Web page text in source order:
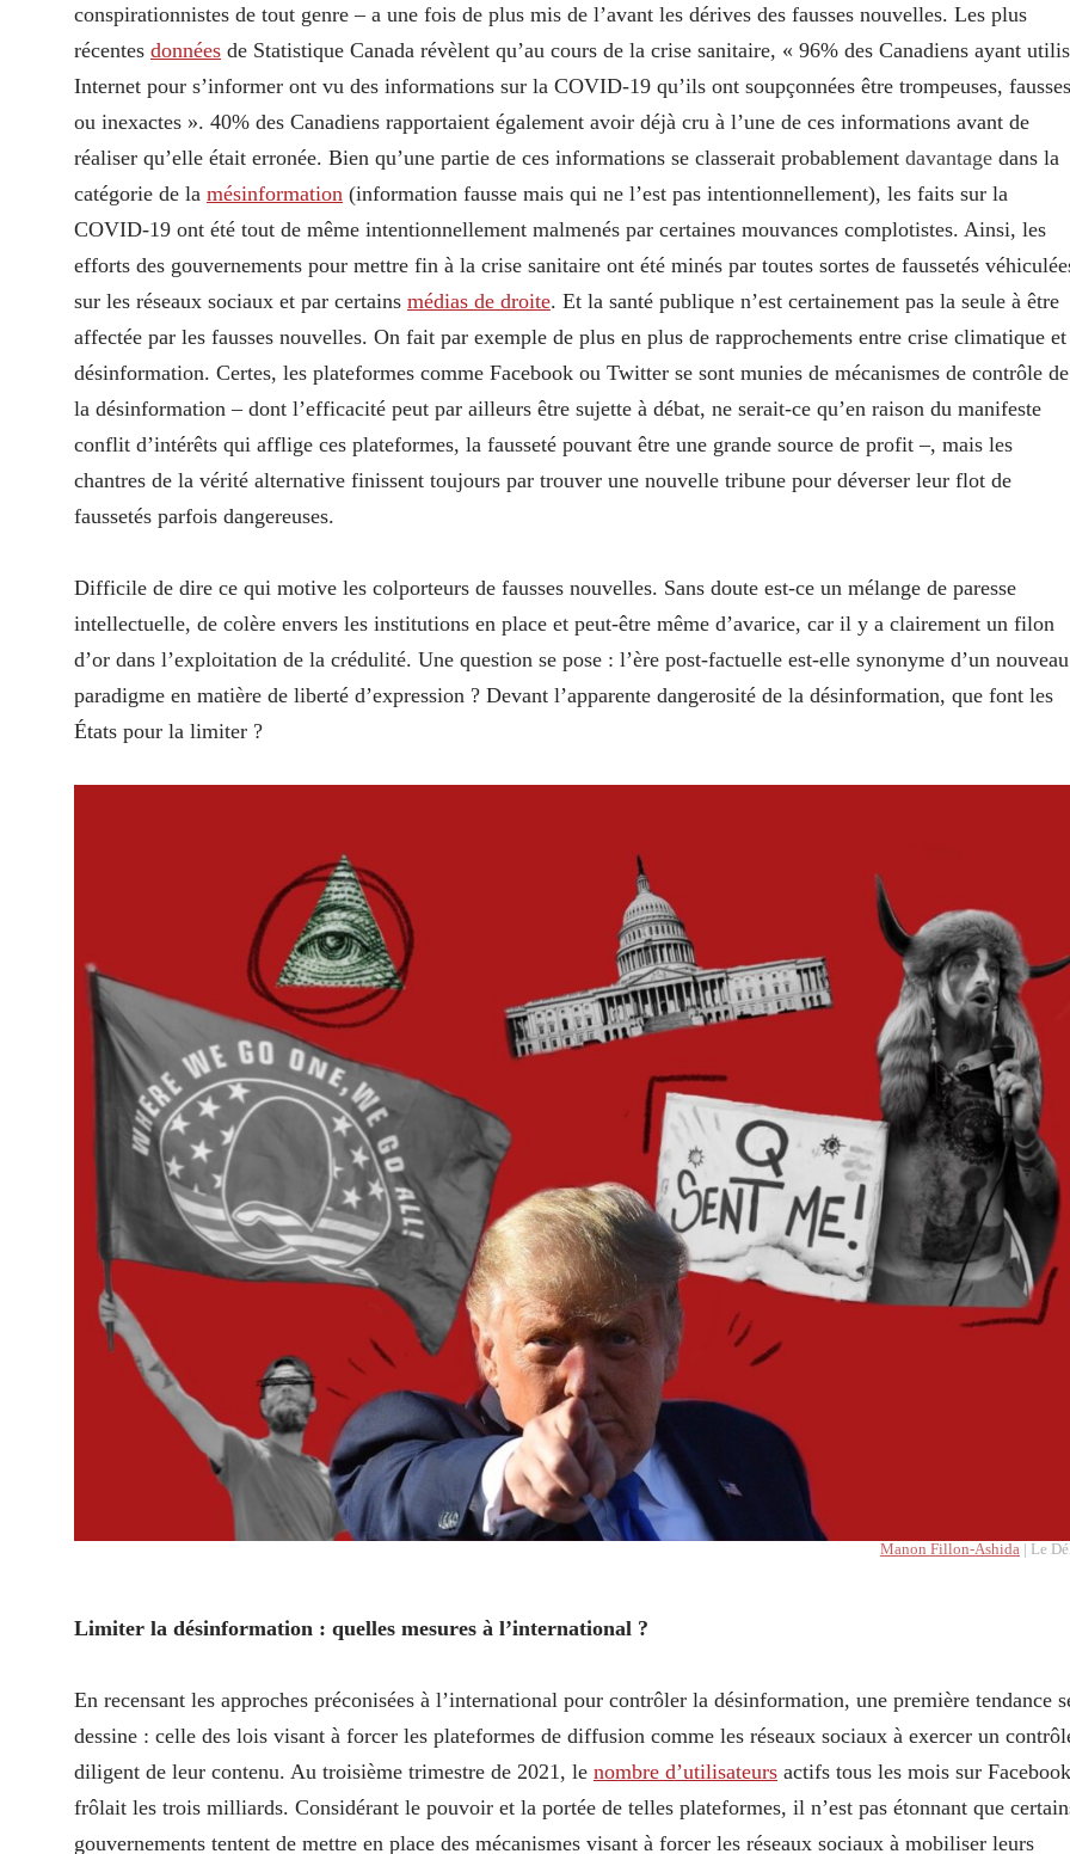
conspirationnistes de tout genre – a une fois de plus mis de l’avant les dérives des fausses nouvelles. Les plus
récentes données de Statistique Canada révèlent qu’au cours de la crise sanitaire, « 96% des Canadiens ayant
Internet pour s’informer ont vu des informations sur la COVID-19 qu’ils ont soupçonnées être trompeuses, fausses
ou inexactes ». 40% des Canadiens rapportaient également avoir déjà cru à l’une de ces informations avant de
réaliser qu’elle était erronée. Bien qu’une partie de ces informations se classerait probablement davantage dans la
catégorie de la mésinformation (information fausse mais qui ne l’est pas intentionnellement), les faits sur la
COVID-19 ont été tout de même intentionnellement malmenés par certaines mouvances complotistes. Ainsi, les
efforts des gouvernements pour mettre fin à la crise sanitaire ont été minés par toutes sortes de faussetés
sur les réseaux sociaux et par certains médias de droite. Et la santé publique n’est certainement pas la seule à être
affectée par les fausses nouvelles. On fait par exemple de plus en plus de rapprochements entre crise climatique et
désinformation. Certes, les plateformes comme Facebook ou Twitter se sont munies de mécanismes de contrôle de
la désinformation – dont l’efficacité peut par ailleurs être sujette à débat, ne serait-ce qu’en raison du manifeste
conflit d’intérêts qui afflige ces plateformes, la fausseté pouvant être une grande source de profit –, mais les
chantres de la vérité alternative finissent toujours par trouver une nouvelle tribune pour déverser leur flot de
faussetés parfois dangereuses.
Difficile de dire ce qui motive les colporteurs de fausses nouvelles. Sans doute est-ce un mélange de paresse
intellectuelle, de colère envers les institutions en place et peut-être même d’avarice, car il y a clairement un filon
d’or dans l’exploitation de la crédulité. Une question se pose : l’ère post-factuelle est-elle synonyme d’un nouveau
paradigme en matière de liberté d’expression ? Devant l’apparente dangerosité de la désinformation, que font les
États pour la limiter ?
Manon Fillon-Ashida | Le
Limiter la désinformation : quelles mesures à l’international ?
En recensant les approches préconisées à l’international pour contrôler la désinformation, une première tendance
dessine : celle des lois visant à forcer les plateformes de diffusion comme les réseaux sociaux à exercer un
diligent de leur contenu. Au troisième trimestre de 2021, le nombre d’utilisateurs actifs tous les mois sur Facebook
frôlait les trois milliards. Considérant le pouvoir et la portée de telles plateformes, il n’est pas étonnant que
gouvernements tentent de mettre en place des mécanismes visant à forcer les réseaux sociaux à mobiliser leurs